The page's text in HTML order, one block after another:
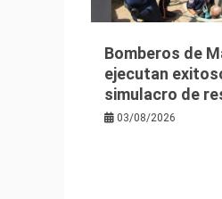
Bomberos de
ejecutan
simulacro de
03/08/2026